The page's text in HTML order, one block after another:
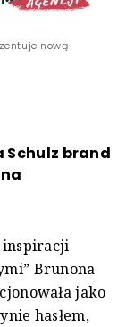
nową
Schulz brand
inspiracji
Brunona
jako
hasłem,